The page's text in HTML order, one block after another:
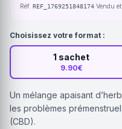
Réf. REF_1769251848174 Vendu
Choisissez votre format :
1 sachet
9.90€
Un mélange apaisant
les problèmes
(CBD).